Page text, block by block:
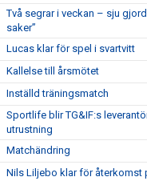
Två segrar i veckan – sju
saker”
Lucas klar för spel i svartvitt
Kallelse till årsmötet
Inställd träningsmatch
Sportlife blir TG&IF:s
utrustning
Matchändring
Nils Liljebo klar för återkomst